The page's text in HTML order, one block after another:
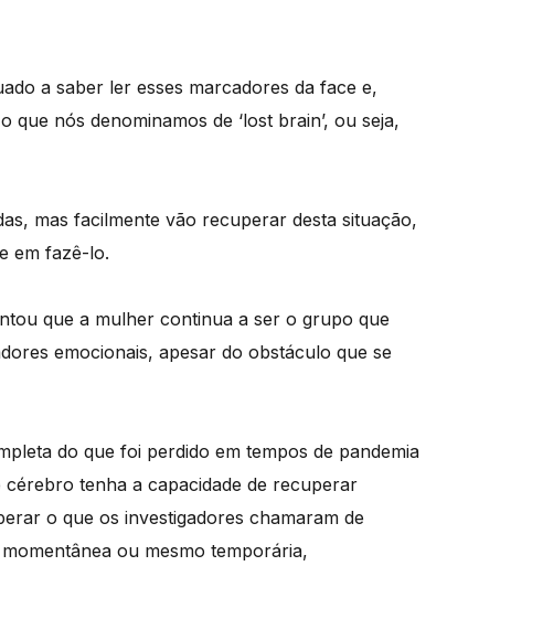
a saber ler esses marcadores da face e,
nós denominamos de ‘lost brain’, ou seja,
mas facilmente vão recuperar desta situação,
em fazê-lo.
que a mulher continua a ser o grupo que
emocionais, apesar do obstáculo que se
do que foi perdido em tempos de pandemia
tenha a capacidade de recuperar
o que os investigadores chamaram de
ou mesmo temporária,